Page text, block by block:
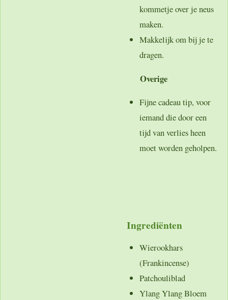
kommetje over je neus
maken.
Makkelijk om bij je te
dragen.
Overige
Fijne cadeau tip, voor
iemand die door een
tijd van verlies heen
moet worden geholpen.
Ingrediënten
Wierookhars
(Frankincense)
Patchouliblad
Ylang Ylang Bloem